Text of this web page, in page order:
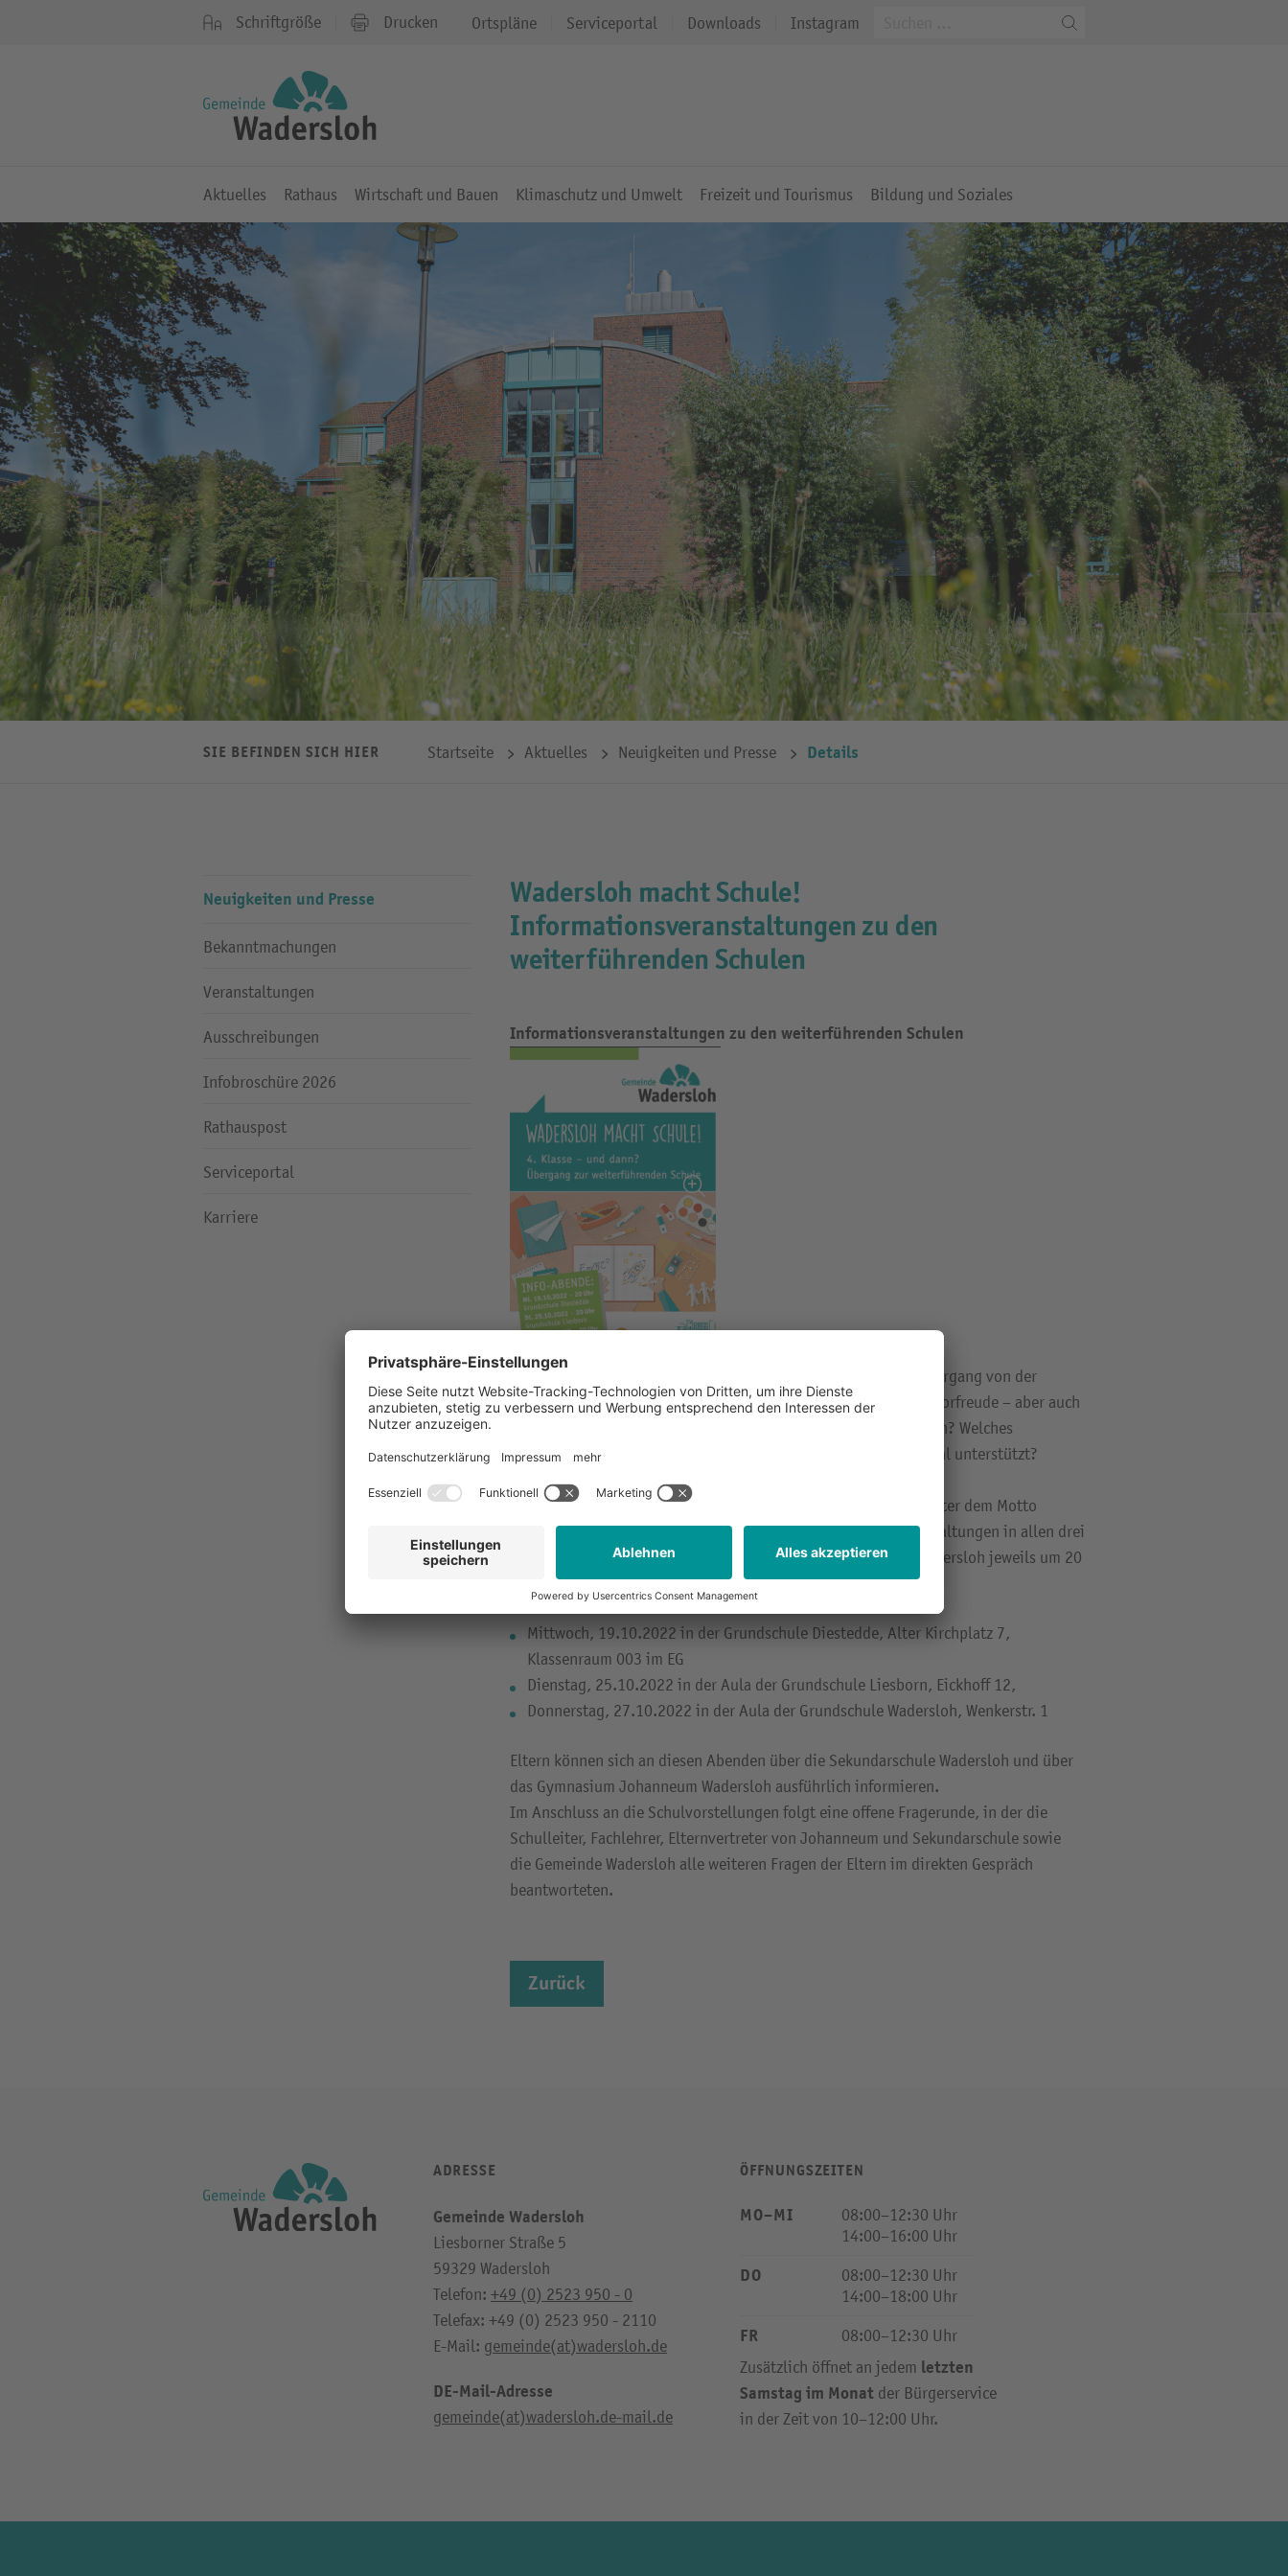
Schriftgröße Drucken Ortspläne Serviceportal Downloads Instagram
Aktuelles Rathaus Wirtschaft und Bauen Klimaschutz und Umwelt Freizeit und Tourismus Bildung und Soziales
SIE BEFINDEN SICH HIER Startseite Aktuelles Neuigkeiten und Presse Details
Neuigkeiten und Presse
Bekanntmachungen
Veranstaltungen
Ausschreibungen
Infobroschüre 2026
Rathauspost
Serviceportal
Karriere
Wadersloh macht Schule!
Informationsveranstaltungen zu den
weiterführenden Schulen
Informationsveranstaltungen zu den weiterführenden Schulen
Für viele Eltern und für die zukünftigen Fünftklässler ist der Übergang von der
Grundschule zur weiterführenden Schule mit Erwartungen und Vorfreude – aber auch
mit vielen Fragen verbunden. Wo wird sich mein Kind wohlfühlen? Welches
Lernangebot passt zu seinen Stärken? Wo wird mein Kind optimal unterstützt?
Welche Schulform ist also die richtige?
Um Antworten auf die drängendsten Fragen zu geben, finden unter dem Motto
„Wadersloh macht Schule“ neuerdings drei Informationsveranstaltungen in allen drei
Ortsteilen zu den weiterführenden Schulen in der Gemeinde Wadersloh jeweils um 20
Uhr statt:
Mittwoch, 19.10.2022 in der Grundschule Diestedde, Alter Kirchplatz 7,
Klassenraum 003 im EG
Dienstag, 25.10.2022 in der Aula der Grundschule Liesborn, Eickhoff 12,
Donnerstag, 27.10.2022 in der Aula der Grundschule Wadersloh, Wenkerstr. 1
Eltern können sich an diesen Abenden über die Sekundarschule Wadersloh und über
das Gymnasium Johanneum Wadersloh ausführlich informieren.
Im Anschluss an die Schulvorstellungen folgt eine offene Fragerunde, in der die
Schulleiter, Fachlehrer, Elternvertreter von Johanneum und Sekundarschule sowie
die Gemeinde Wadersloh alle weiteren Fragen der Eltern im direkten Gespräch
beantworteten.
Zurück
ADRESSE
Gemeinde Wadersloh
Liesborner Straße 5
59329 Wadersloh
Telefon: +49 (0) 2523 950 - 0
Telefax: +49 (0) 2523 950 - 2110
E-Mail: gemeinde(at)wadersloh.de
DE-Mail-Adresse
gemeinde(at)wadersloh.de-mail.de
ÖFFNUNGSZEITEN
MO–MI
08:00–12:30 Uhr
14:00–16:00 Uhr
DO
08:00–12:30 Uhr
14:00–18:00 Uhr
FR
08:00–12:30 Uhr
Zusätzlich öffnet an jedem letzten
Samstag im Monatder Bürgerservice
in der Zeit von 10–12:00 Uhr.